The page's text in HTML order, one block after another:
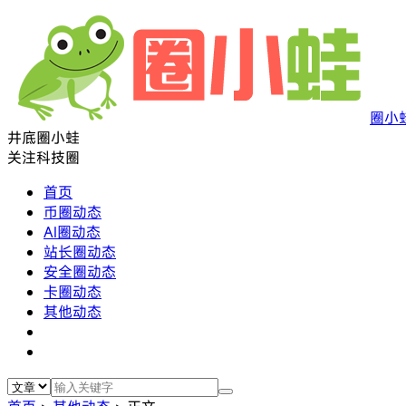
圈小
井底圈小蛙
关注科技圈
首页
币圈动态
AI圈动态
站长圈动态
安全圈动态
卡圈动态
其他动态